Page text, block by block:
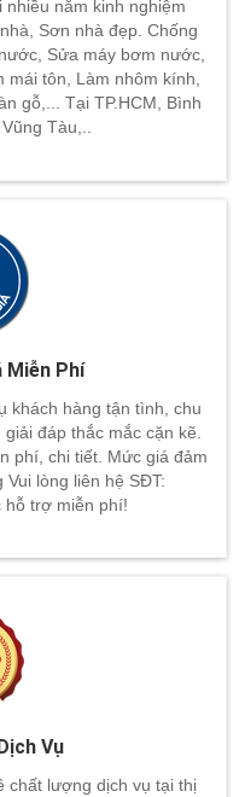
nhiều năm kinh nghiệm
Sơn nhà đẹp. Chống
Sửa máy bơm nước,
mái tôn, Làm nhôm kính,
gỗ,... Tại TP.HCM, Bình
Tàu,..
Miễn Phí
khách hàng tận tình, chu
đáp thắc mắc cặn kẽ.
phí, chi tiết. Mức giá đảm
lòng liên hệ SĐT:
hỗ trợ miễn phí!
Vụ
chất lượng dịch vụ tại thị